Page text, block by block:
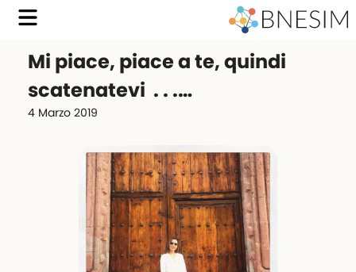
Mi piace, piace a te, quindi
scatenatevi ️ . . .…
4 Marzo 2019